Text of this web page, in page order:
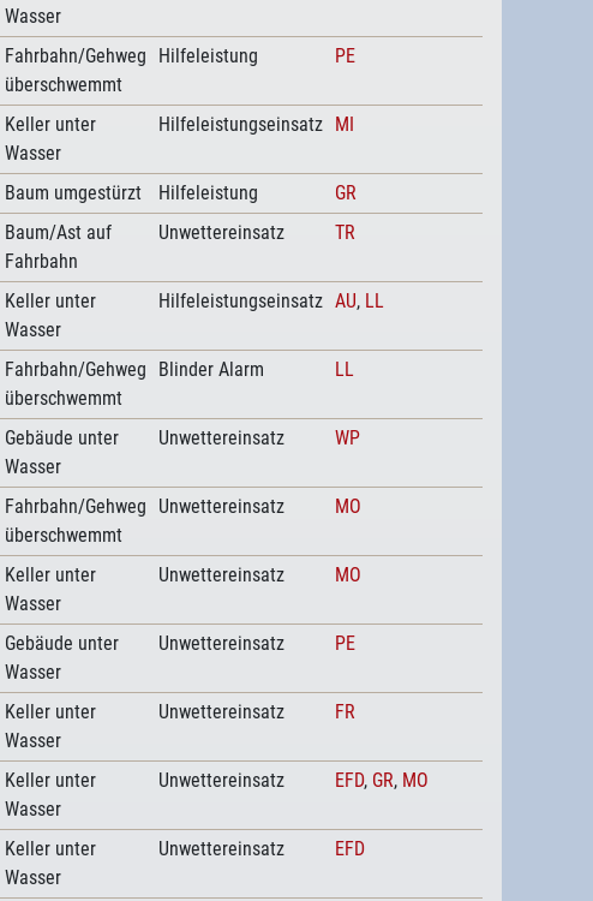
Wasser
Fahrbahn/Gehweg
überschwemmt
Hilfeleistung PE
Keller unter
Wasser
Hilfeleistungseinsatz MI
Baum umgestürzt Hilfeleistung
GR
Baum/Ast auf
Fahrbahn
Unwettereinsatz TR
Keller unter
Wasser
Hilfeleistungseinsatz AU, LL
Fahrbahn/Gehweg
überschwemmt
Blinder Alarm LL
Gebäude unter
Wasser
Unwettereinsatz WP
Fahrbahn/Gehweg
überschwemmt
Unwettereinsatz MO
Keller unter
Wasser
Unwettereinsatz MO
Gebäude unter
Wasser
Unwettereinsatz PE
Keller unter
Wasser
Unwettereinsatz FR
Keller unter
Wasser
Unwettereinsatz EFD, GR, MO
Keller unter
Wasser
Unwettereinsatz EFD